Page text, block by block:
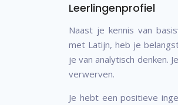
Leerlingenprofiel
Naast je kennis van
met Latijn, heb je
je van analytisch denken.
verwerven.
Je hebt een positieve